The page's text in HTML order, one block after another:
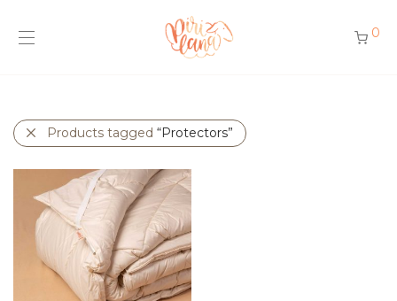
0
Products tagged “Protectors”